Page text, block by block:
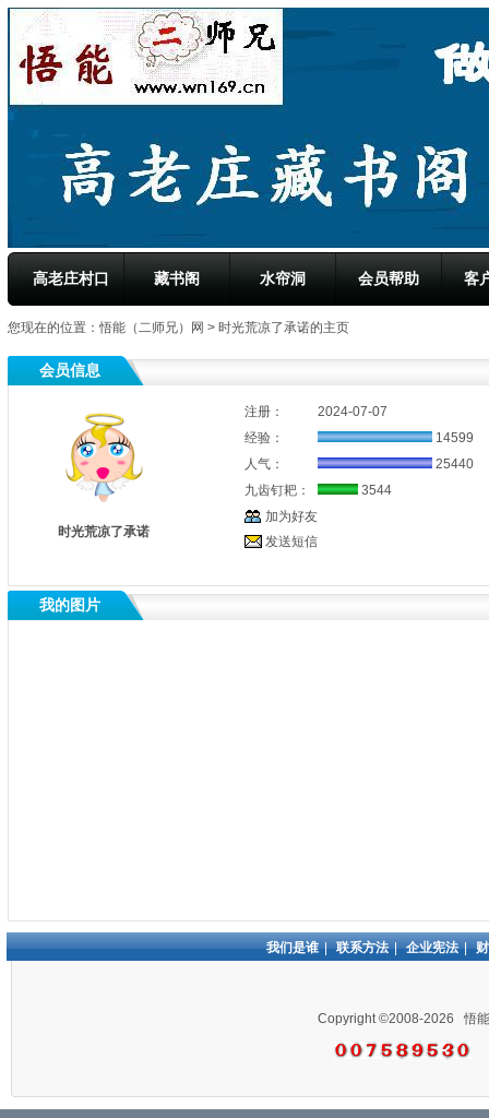
高老庄村口 藏书阁 水帘洞 会员帮助 客
您现在的位置：悟能（二师兄）网 > 时光荒凉了承诺的主页
会员信息
时光荒凉了承诺
注册：
2024-07-07
经验：
14599
人气：
25440
九齿钉耙：
3544
加为好友
发送短信
我的图片
Copyright ©2008-2026 悟
我们是谁 | 联系方法 | 企业宪法 |